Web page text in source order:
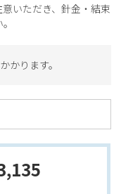
いただき、針金・結束
ります。